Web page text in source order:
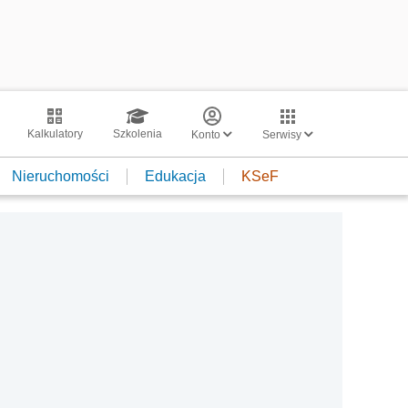
Kalkulatory Szkolenia Konto Serwisy
Nieruchomości Edukacja KSeF